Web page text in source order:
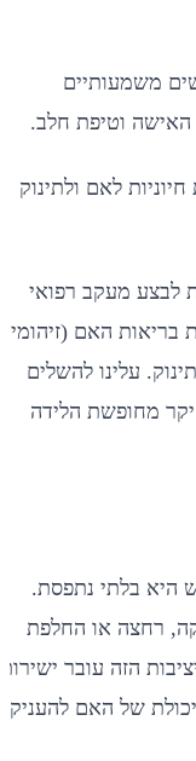
משמעותיים
האישה וטיפת חלב.
לאם ולתינוק
לבצע מעקב רפואי
בריאות האם
עלינו להשלים
יקר מחופשת הלידה
היא בלתי נתפסת.
רחצה או החלפת
הזה עובר ישירות
של האם להעניק